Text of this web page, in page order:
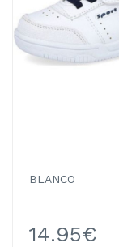
BLANCO
14.95€